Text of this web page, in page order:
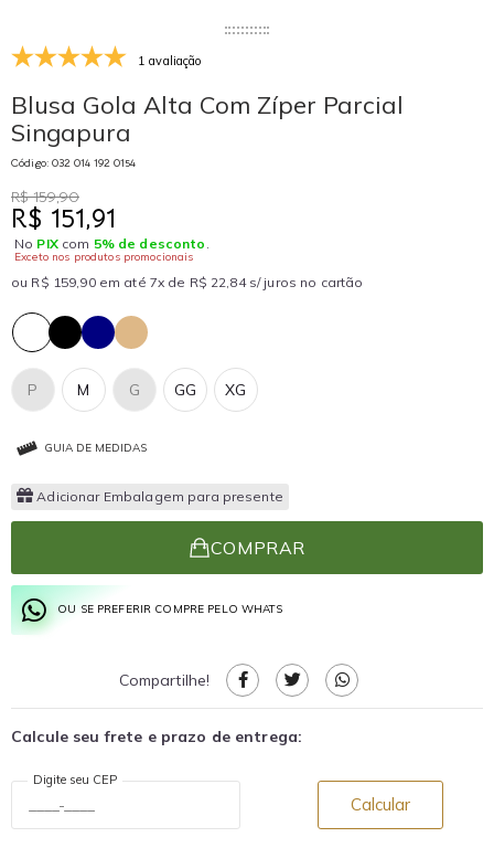
1 avaliação
Blusa Gola Alta Com Zíper Parcial
Singapura
Código: 032 014 192 0154
R$ 159,90
R$ 151,91
No PIXcom 5% de desconto .
Exceto nos produtos promocionais
ou R$ 159,90 em até 7x de R$ 22,84 s/ juros no cartão
XG
M
P GG
G
GUIA DE MEDIDAS
Adicionar Embalagem para presente
COMPRAR
OU SE PREFERIR COMPRE PELO WHATS
Compartilhe!
Calcule seu frete e prazo de entrega:
Digite seu CEP
Calcular